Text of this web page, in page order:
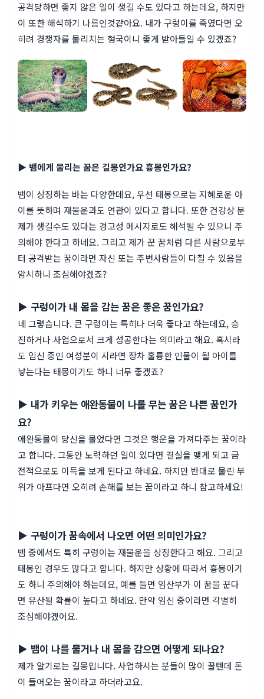
공격당하면 좋지 않은 일이 생길 수도 있다고 하는데요, 하지만
이 또한 해석하기 나름인것같아요. 내가 구렁이를 죽였다면 오
히려 경쟁자를 물리치는 형국이니 좋게 받아들일 수 있겠죠?
▶ 뱀에게 물리는 꿈은 길몽인가요 흉몽인가요?
뱀이 상징하는 바는 다양한데요, 우선 태몽으로는 지혜로운 아
이를 뜻하며 재물운과도 연관이 있다고 합니다. 또한 건강상 문
제가 생길수도 있다는 경고성 메시지로도 해석될 수 있으니 주
의해야 한다고 하네요. 그리고 제가 꾼 꿈처럼 다른 사람으로부
터 공격받는 꿈이라면 자신 또는 주변사람들이 다칠 수 있음을
암시하니 조심해야겠죠?
▶ 구렁이가 내 몸을 감는 꿈은 좋은 꿈인가요?
네 그렇습니다. 큰 구렁이는 특히나 더욱 좋다고 하는데요, 승
진하거나 사업으로서 크게 성공한다는 의미라고 해요. 혹시라
도 임신 중인 여성분이 시라면 장차 훌륭한 인물이 될 아이를
낳는다는 태몽이기도 하니 너무 좋겠죠?
▶ 내가 키우는 애완동물이 나를 무는 꿈은 나쁜 꿈인가
요?
애완동물이 당신을 물었다면 그것은 행운을 가져다주는 꿈이라
고 합니다. 그동안 노력하던 일이 있다면 결실을 맺게 되고 금
전적으로도 이득을 보게 된다고 하네요. 하지만 반대로 물린 부
위가 아프다면 오히려 손해를 보는 꿈이라고 하니 참고하세요!
▶ 구렁이가 꿈속에서 나오면 어떤 의미인가요?
뱀 중에서도 특히 구렁이는 재물운을 상징한다고 해요. 그리고
태몽인 경우도 많다고 합니다. 하지만 상황에 따라서 흉몽이기
도 하니 주의해야 하는데요, 예를 들면 임산부가 이 꿈을 꾼다
면 유산될 확률이 높다고 하네요. 만약 임신 중이라면 각별히
조심해야겠어요.
▶ 뱀이 나를 물거나 내 몸을 감으면 어떻게 되나요?
제가 알기로는 길몽입니다. 사업하시는 분들이 많이 꿀텐데 돈
이 들어오는 꿈이라고 하더라고요.